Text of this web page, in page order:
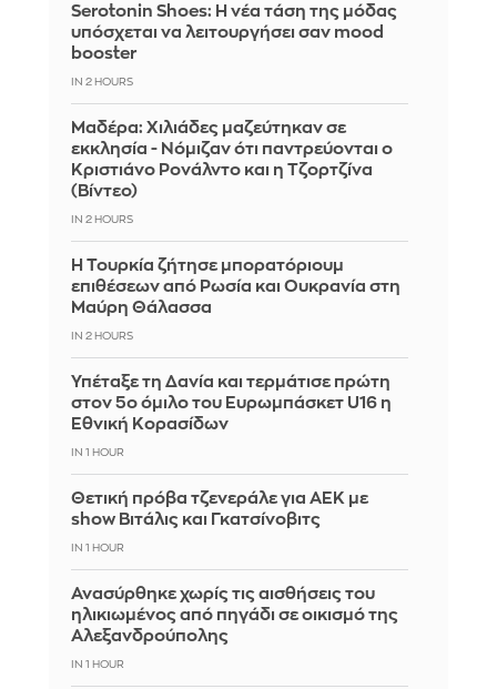
Serotonin Shoes: Η νέα τάση της μόδας
υπόσχεται να λειτουργήσει σαν mood
booster
IN 2 HOURS
Μαδέρα: Χιλιάδες μαζεύτηκαν σε
εκκλησία - Νόμιζαν ότι παντρεύονται ο
Κριστιάνο Ρονάλντο και η Τζορτζίνα
(Βίντεο)
IN 2 HOURS
Η Τουρκία ζήτησε μπορατόριουμ
επιθέσεων από Ρωσία και Ουκρανία στη
Μαύρη Θάλασσα
IN 2 HOURS
Υπέταξε τη Δανία και τερμάτισε πρώτη
στον 5ο όμιλο του Ευρωμπάσκετ U16 η
Εθνική Κορασίδων
IN 1 HOUR
Θετική πρόβα τζενεράλε για ΑΕΚ με
show Βιτάλις και Γκατσίνοβιτς
IN 1 HOUR
Ανασύρθηκε χωρίς τις αισθήσεις του
ηλικιωμένος από πηγάδι σε οικισμό της
Αλεξανδρούπολης
IN 1 HOUR